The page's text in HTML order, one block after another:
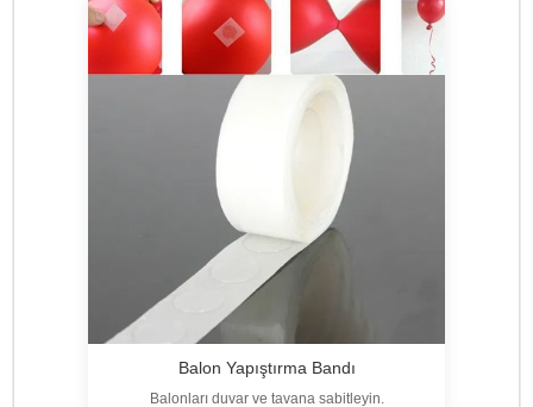
Balon Yapıştırma Bandı
Balonları duvar ve tavana sabitleyin.